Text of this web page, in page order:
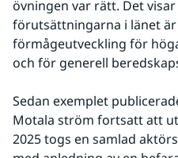
övningen var rätt. Det
förutsättningarna i länet
förmågeutveckling för
och för generell
Sedan exemplet
Motala ström fortsatt att
2025 togs en samlad